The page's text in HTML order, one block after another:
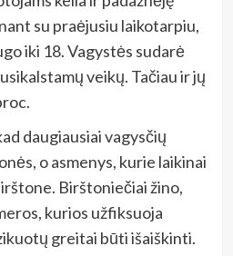
su praėjusiu laikotarpiu,
iki 18. Vagystės sudarė
veikų. Tačiau ir jų
daugiausiai vagysčių
o asmenys, kurie laikinai
Birštoniečiai žino,
kurios užfiksuoja
greitai būti išaiškinti.